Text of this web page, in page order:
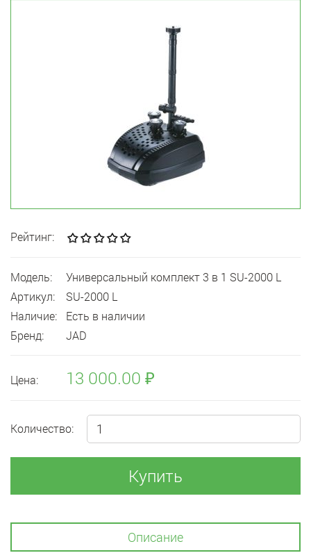
Рейтинг:
Модель:
Универсальный комплект 3 в 1 SU-2000 L
Артикул:
SU-2000 L
Наличие:
Есть в наличии
Бренд:
JAD
Цена: 13 000.00 ₽
Количество:
Купить
Описание